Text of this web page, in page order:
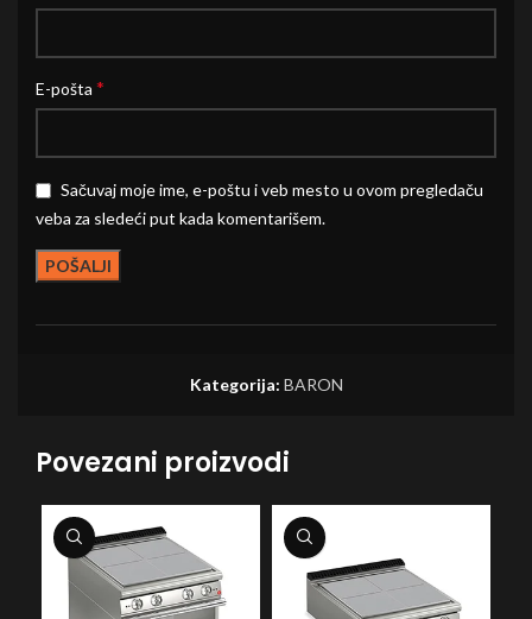
E-pošta *
Sačuvaj moje ime, e-poštu i veb mesto u ovom pregledaču
veba za sledeći put kada komentarišem.
Kategorija: BARON
Povezani proizvodi